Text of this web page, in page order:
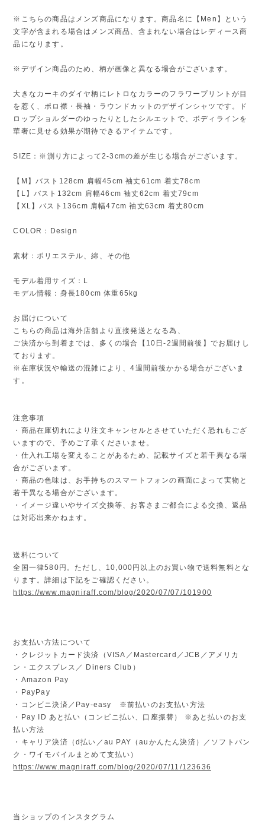
※こちらの商品はメンズ商品になります。商品名に【Men】という
文字が含まれる場合はメンズ商品、含まれない場合はレディース商
品になります。
※デザイン商品のため、柄が画像と異なる場合がございます。
大きなカーキのダイヤ柄にレトロなカラーのフラワープリントが目
を惹く、ポロ襟・長袖・ラウンドカットのデザインシャツです。ド
ロップショルダーのゆったりとしたシルエットで、ボディラインを
華奢に見せる効果が期待できるアイテムです。
SIZE：※測り方によって2-3cmの差が生じる場合がございます。
【M】バスト128cm 肩幅45cm 袖丈61cm 着丈78cm
【L】バスト132cm 肩幅46cm 袖丈62cm 着丈79cm
【XL】バスト136cm 肩幅47cm 袖丈63cm 着丈80cm
COLOR：Design
素材：ポリエステル、綿、その他
モデル着用サイズ：L
モデル情報：身長180cm 体重65kg
お届けについて
こちらの商品は海外店舗より直接発送となる為、
ご決済から到着までは、多くの場合【10日-2週間前後】でお届けし
ております。
※在庫状況や輸送の混雑により、4週間前後かかる場合がございま
す。
注意事項
・商品在庫切れにより注文キャンセルとさせていただく恐れもござ
いますので、予めご了承くださいませ。
・仕入れ工場を変えることがあるため、記載サイズと若干異なる場
合がございます。
・商品の色味は、お手持ちのスマートフォンの画面によって実物と
若干異なる場合がございます。
・イメージ違いやサイズ交換等、お客さまご都合による交換、返品
は対応出来かねます。
送料について
全国一律580円。ただし、10,000円以上のお買い物で送料無料とな
ります。詳細は下記をご確認ください。
https://www.magniraff.com/blog/2020/07/07/101900
お支払い方法について
・クレジットカード決済（VISA／Mastercard／JCB／アメリカ
ン・エクスプレス／ Diners Club）
・Amazon Pay
・PayPay
・コンビニ決済／Pay-easy ※前払いのお支払い方法
・Pay ID あと払い（コンビニ払い、口座振替） ※あと払いのお支
払い方法
・キャリア決済（d払い／au PAY（auかんたん決済）／ソフトバン
ク・ワイモバイルまとめて支払い）
https://www.magniraff.com/blog/2020/07/11/123636
当ショップのインスタグラム